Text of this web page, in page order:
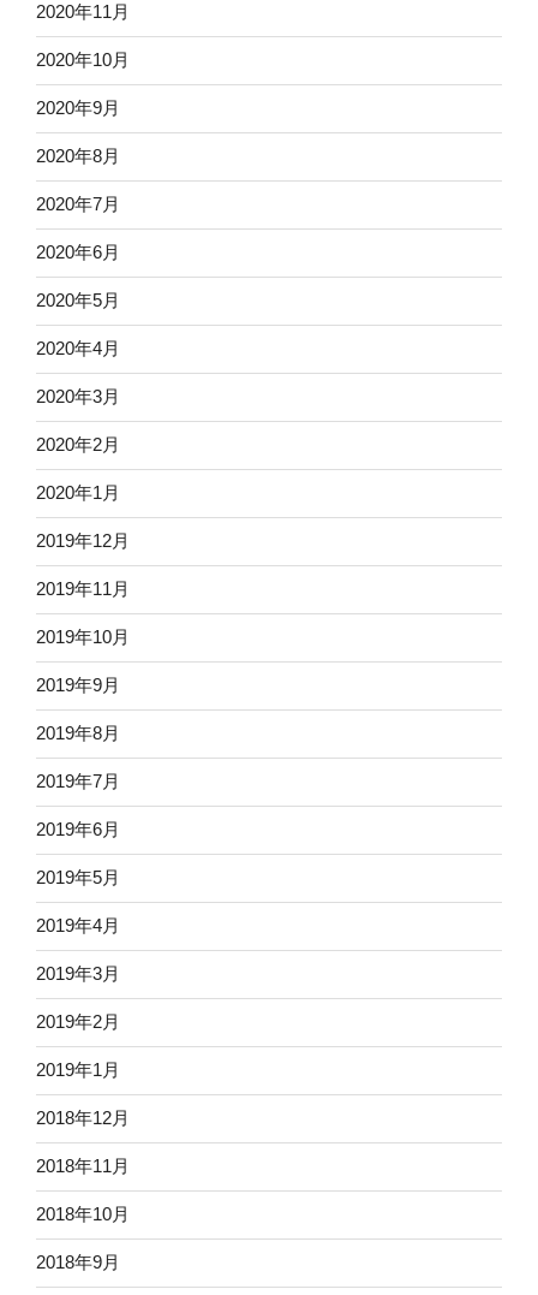
2020年11月
2020年10月
2020年9月
2020年8月
2020年7月
2020年6月
2020年5月
2020年4月
2020年3月
2020年2月
2020年1月
2019年12月
2019年11月
2019年10月
2019年9月
2019年8月
2019年7月
2019年6月
2019年5月
2019年4月
2019年3月
2019年2月
2019年1月
2018年12月
2018年11月
2018年10月
2018年9月